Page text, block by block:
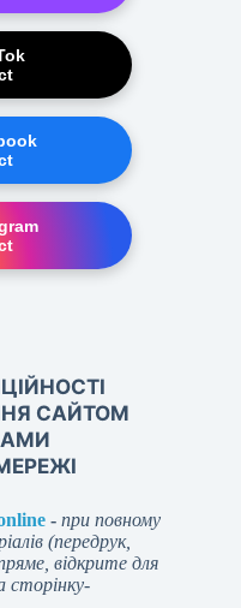
САЙТОМ
- при повному
(передрук,
відкрите для
сторінку-